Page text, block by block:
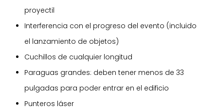
proyectil
Interferencia con el progreso del evento (incluido
el lanzamiento de objetos)
Cuchillos de cualquier longitud
Paraguas grandes: deben tener menos de 33
pulgadas para poder entrar en el edificio
Punteros láser